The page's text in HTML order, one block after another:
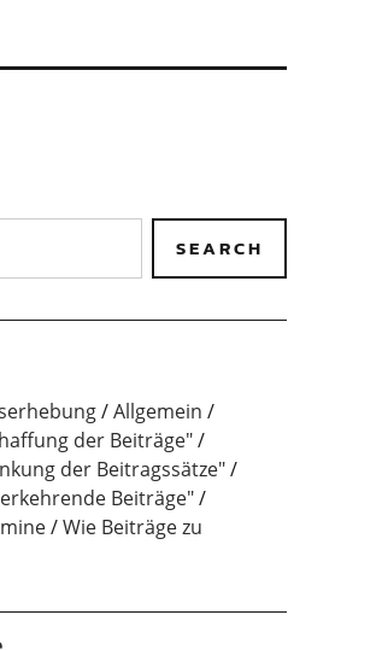
Allgemein
der Beiträge"
der Beitragssätze"
Beiträge"
Wie Beiträge zu